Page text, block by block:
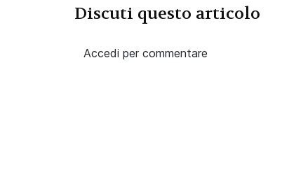
Discuti questo articolo
Accedi per commentare